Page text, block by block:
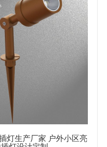
灯生产厂家 户外小区亮